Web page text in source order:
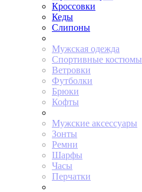
Кроссовки
Кеды
Слипоны
Мужская одежда
Спортивные костюмы
Ветровки
Футболки
Брюки
Кофты
Мужские аксессуары
Зонты
Ремни
Шарфы
Часы
Перчатки